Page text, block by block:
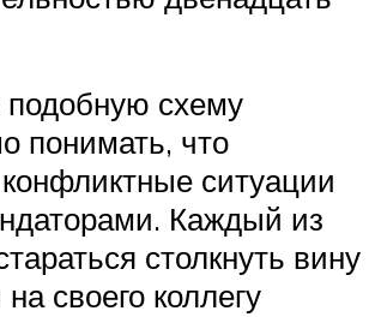
подобную схему
понимать, что
ситуации
Каждый из
столкнуть вину
своего коллегу